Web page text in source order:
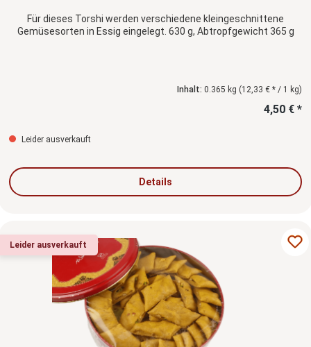
Für dieses Torshi werden verschiedene kleingeschnittene
Gemüsesorten in Essig eingelegt. 630 g, Abtropfgewicht 365 g
Inhalt: 0.365 kg (12,33 € * / 1 kg)
4,50 € *
Leider ausverkauft
Details
Leider ausverkauft